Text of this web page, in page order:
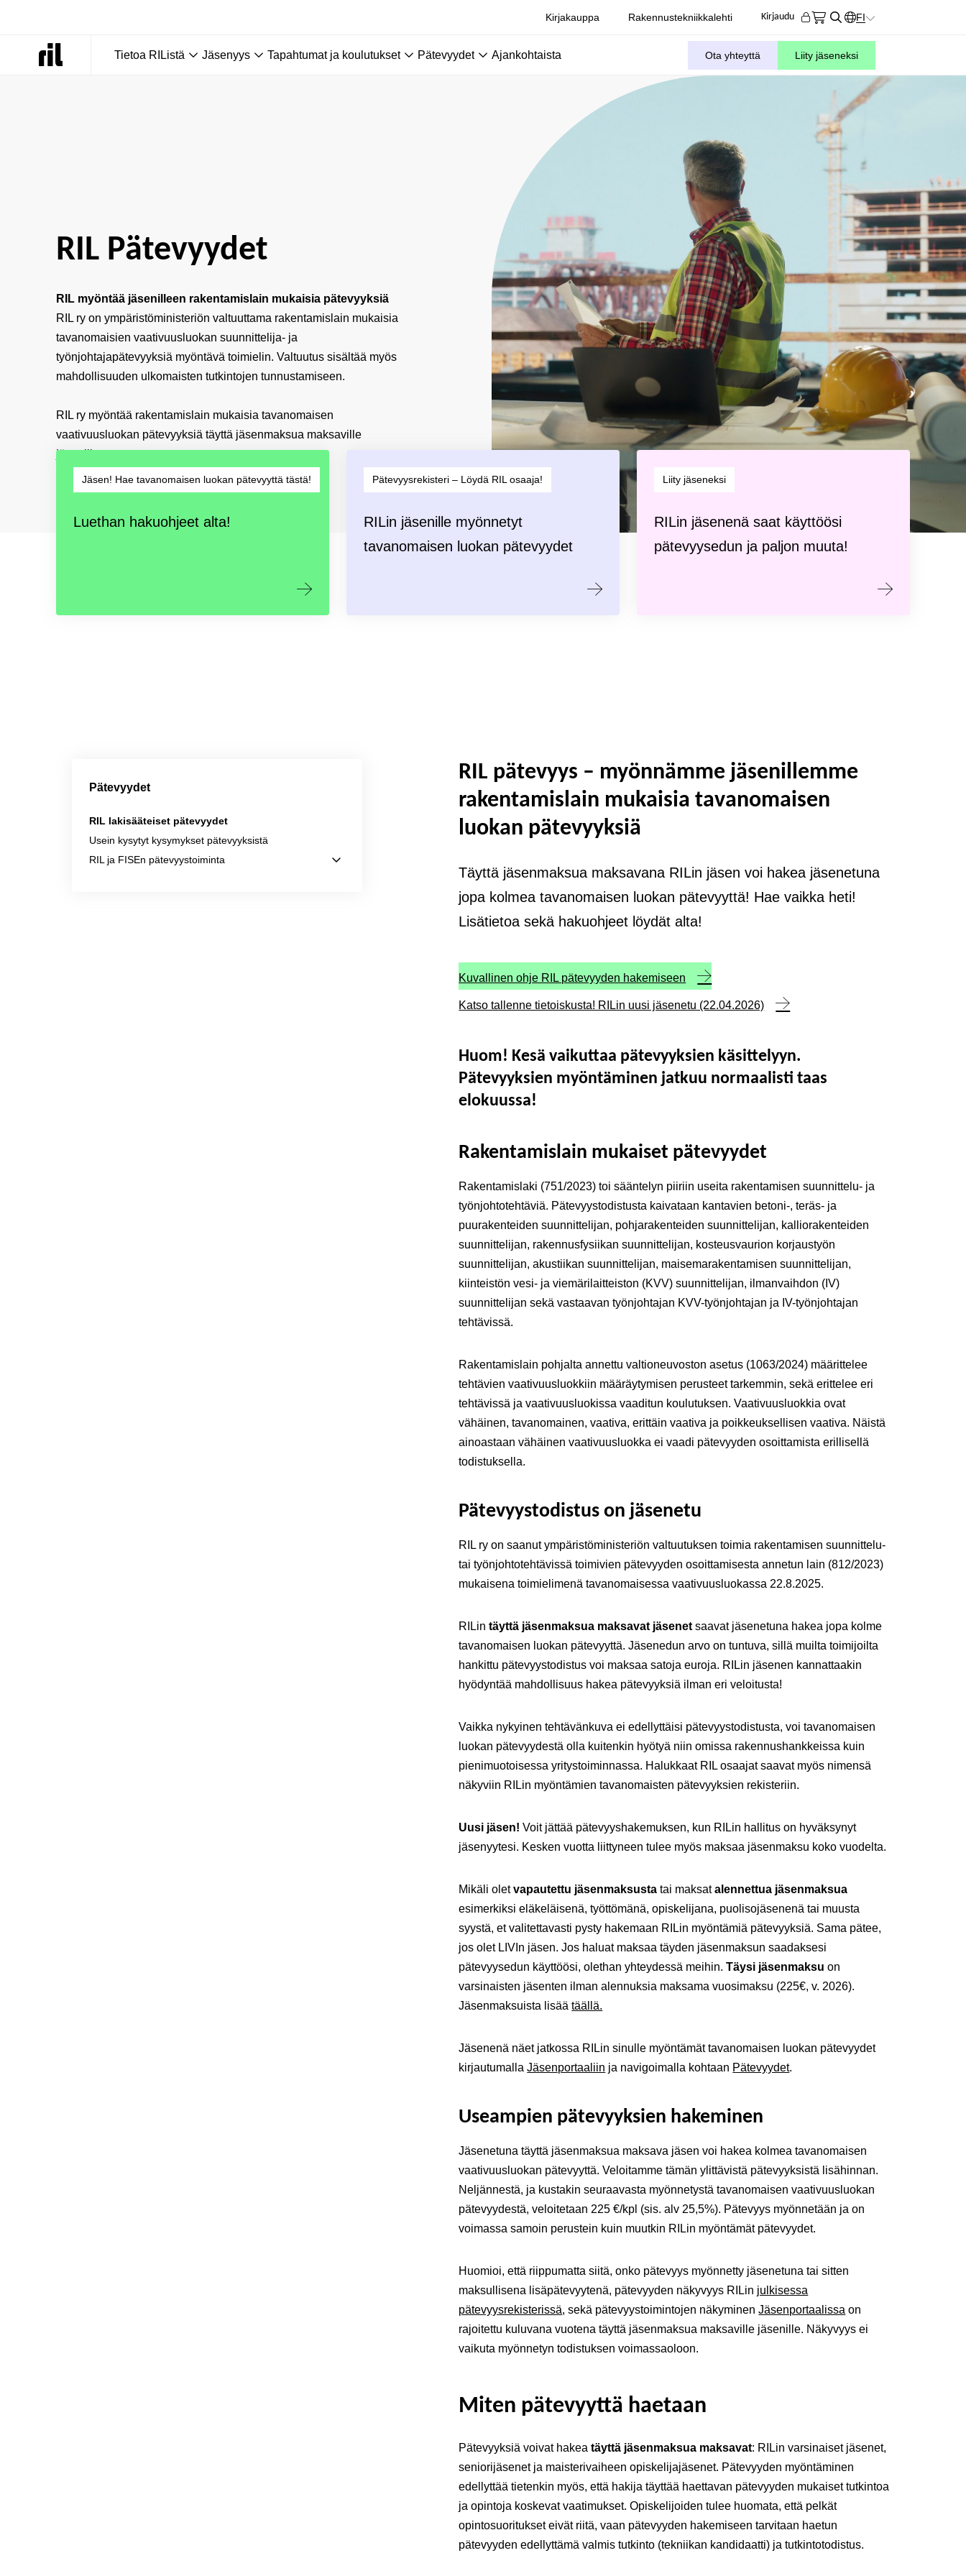
Kirjakauppa Rakennustekniikkalehti Kirjaudu FI
KIELIVALITSIN.
Tietoa RIListä Jäsenyys Tapahtumat ja koulutukset Pätevyydet Ajankohtaista Ota yhteyttä Liity jäseneksi
RIL Pätevyydet
RIL myöntää jäsenilleen rakentamislain mukaisia pätevyyksiä
RIL ry on ympäristöministeriön valtuuttama rakentamislain mukaisia
tavanomaisien vaativuusluokan suunnittelija- ja
työnjohtajapätevyyksiä myöntävä toimielin. Valtuutus sisältää myös
mahdollisuuden ulkomaisten tutkintojen tunnustamiseen.
RIL ry myöntää rakentamislain mukaisia tavanomaisen
vaativuusluokan pätevyyksiä täyttä jäsenmaksua maksaville
jäsenilleen.
Jäsen! Hae tavanomaisen luokan pätevyyttä tästä!
Luethan hakuohjeet alta!
Pätevyysrekisteri – Löydä RIL osaaja!
RILin jäsenille myönnetyt
tavanomaisen luokan pätevyydet
Liity jäseneksi
RILin jäsenenä saat käyttöösi
pätevyysedun ja paljon muuta!
RIL pätevyys – myönnämme jäsenillemme
rakentamislain mukaisia tavanomaisen
luokan pätevyyksiä
Täyttä jäsenmaksua maksavana RILin jäsen voi hakea jäsenetuna
jopa kolmea tavanomaisen luokan pätevyyttä! Hae vaikka heti!
Lisätietoa sekä hakuohjeet löydät alta!
Kuvallinen ohje RIL pätevyyden hakemiseen
Katso tallenne tietoiskusta! RILin uusi jäsenetu (22.04.2026)
Huom! Kesä vaikuttaa pätevyyksien käsittelyyn.
Pätevyyksien myöntäminen jatkuu normaalisti taas
elokuussa!
Rakentamislain mukaiset pätevyydet
Rakentamislaki (751/2023) toi sääntelyn piiriin useita rakentamisen suunnittelu- ja
työnjohtotehtäviä. Pätevyystodistusta kaivataan kantavien betoni-, teräs- ja
puurakenteiden suunnittelijan, pohjarakenteiden suunnittelijan, kalliorakenteiden
suunnittelijan, rakennusfysiikan suunnittelijan, kosteusvaurion korjaustyön
suunnittelijan, akustiikan suunnittelijan, maisemarakentamisen suunnittelijan,
kiinteistön vesi- ja viemärilaitteiston (KVV) suunnittelijan, ilmanvaihdon (IV)
suunnittelijan sekä vastaavan työnjohtajan KVV-työnjohtajan ja IV-työnjohtajan
tehtävissä.
Rakentamislain pohjalta annettu valtioneuvoston asetus (1063/2024) määrittelee
tehtävien vaativuusluokkiin määräytymisen perusteet tarkemmin, sekä erittelee eri
tehtävissä ja vaativuusluokissa vaaditun koulutuksen. Vaativuusluokkia ovat
vähäinen, tavanomainen, vaativa, erittäin vaativa ja poikkeuksellisen vaativa. Näistä
ainoastaan vähäinen vaativuusluokka ei vaadi pätevyyden osoittamista erillisellä
todistuksella.
Pätevyystodistus on jäsenetu
RIL ry on saanut ympäristöministeriön valtuutuksen toimia rakentamisen suunnittelu-
tai työnjohtotehtävissä toimivien pätevyyden osoittamisesta annetun lain (812/2023)
mukaisena toimielimenä tavanomaisessa vaativuusluokassa 22.8.2025.
RILintäyttä jäsenmaksua maksavat jäsenet saavat jäsenetuna hakea jopa kolme
tavanomaisen luokan pätevyyttä. Jäsenedun arvo on tuntuva, sillä muilta toimijoilta
hankittu pätevyystodistus voi maksaa satoja euroja. RILin jäsenen kannattaakin
hyödyntää mahdollisuus hakea pätevyyksiä ilman eri veloitusta!
Vaikka nykyinen tehtävänkuva ei edellyttäisi pätevyystodistusta, voi tavanomaisen
luokan pätevyydestä olla kuitenkin hyötyä niin omissa rakennushankkeissa kuin
pienimuotoisessa yritystoiminnassa. Halukkaat RIL osaajat saavat myös nimensä
näkyviin RILin myöntämien tavanomaisten pätevyyksien rekisteriin.
Uusi jäsen!Voit jättää pätevyyshakemuksen, kun RILin hallitus on hyväksynyt
jäsenyytesi. Kesken vuotta liittyneen tulee myös maksaa jäsenmaksu koko vuodelta.
Mikäli oletvapautettu jäsenmaksustatai maksatalennettua jäsenmaksua
esimerkiksi eläkeläisenä, työttömänä, opiskelijana, puolisojäsenenä tai muusta
syystä, et valitettavasti pysty hakemaan RILin myöntämiä pätevyyksiä. Sama pätee,
jos olet LIVIn jäsen. Jos haluat maksaa täyden jäsenmaksun saadaksesi
pätevyysedun käyttöösi, olethan yhteydessä meihin.Täysi jäsenmaksuon
varsinaisten jäsenten ilman alennuksia maksama vuosimaksu (225€, v. 2026).
Jäsenmaksuista lisäätäällä.
Jäsenenä näet jatkossa RILin sinulle myöntämät tavanomaisen luokan pätevyydet
kirjautumallaJäsenportaaliin ja navigoimalla kohtaan Pätevyydet.
Useampien pätevyyksien hakeminen
Jäsenetuna täyttä jäsenmaksua maksava jäsen voi hakea kolmea tavanomaisen
vaativuusluokan pätevyyttä. Veloitamme tämän ylittävistä pätevyyksistä lisähinnan.
Neljännestä, ja kustakin seuraavasta myönnetystä tavanomaisen vaativuusluokan
pätevyydestä, veloitetaan 225 €/kpl (sis. alv 25,5%). Pätevyys myönnetään ja on
voimassa samoin perustein kuin muutkin RILin myöntämät pätevyydet.
Huomioi, että riippumatta siitä, onko pätevyys myönnetty jäsenetuna tai sitten
maksullisena lisäpätevyytenä, pätevyyden näkyvyys RILin julkisessa
pätevyysrekisterissä, sekä pätevyystoimintojen näkyminenJäsenportaalissa on
rajoitettu kuluvana vuotena täyttä jäsenmaksua maksaville jäsenille. Näkyvyys ei
vaikuta myönnetyn todistuksen voimassaoloon.
Miten pätevyyttä haetaan
Pätevyyksiä voivat hakeatäyttä jäsenmaksua maksavat: RILin varsinaiset jäsenet,
seniorijäsenet ja maisterivaiheen opiskelijajäsenet. Pätevyyden myöntäminen
edellyttää tietenkin myös, että hakija täyttää haettavan pätevyyden mukaiset tutkintoa
ja opintoja koskevat vaatimukset. Opiskelijoiden tulee huomata, että pelkät
opintosuoritukset eivät riitä, vaan pätevyyden hakemiseen tarvitaan haetun
pätevyyden edellyttämä valmis tutkinto (tekniikan kandidaatti) ja tutkintotodistus.
Pätevyydet
RIL lakisääteiset pätevyydet
Usein kysytyt kysymykset pätevyyksistä
RIL ja FISEn pätevyystoiminta